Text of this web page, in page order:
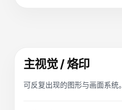
主视觉 / 烙印
可反复出现的图形与画面系统。